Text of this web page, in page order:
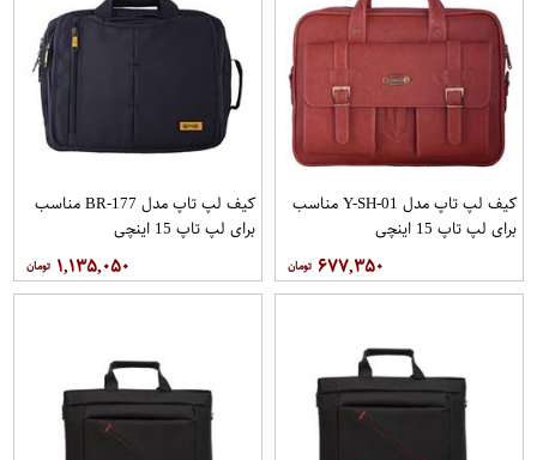
کیف لپ تاپ مدل Y-SH-01 مناسب
برای لپ تاپ 15 اینچی
۶۷۷,۳۵۰
کیف لپ تاپ مدل BR-177 مناسب
برای لپ تاپ 15 اینچی
۱,۱۳۵,۰۵۰